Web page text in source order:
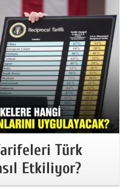
Türk
Etkiliyor?